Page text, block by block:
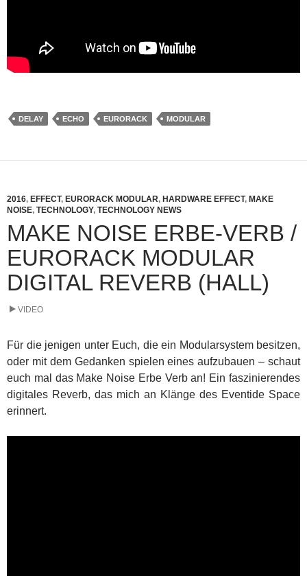
DELAY ECHO EURORACK MODULAR
2016, EFFECT, EURORACK MODULAR, HARDWARE EFFECT, MAKE
NOISE, TECHNOLOGY, TECHNOLOGY NEWS
MAKE NOISE ERBE-VERB /
EURORACK MODULAR
DIGITAL REVERB (HALL)
VIDEO
Für die jenigen unter Euch, die ein Modularsystem besitzen,
oder mit dem Gedanken spielen eines aufzubauen – schaut
euch mal das Make Noise Erbe Verb an! Ein faszinierendes
digitales Reverb, das mich an Klänge des Eventide Space
erinnert.